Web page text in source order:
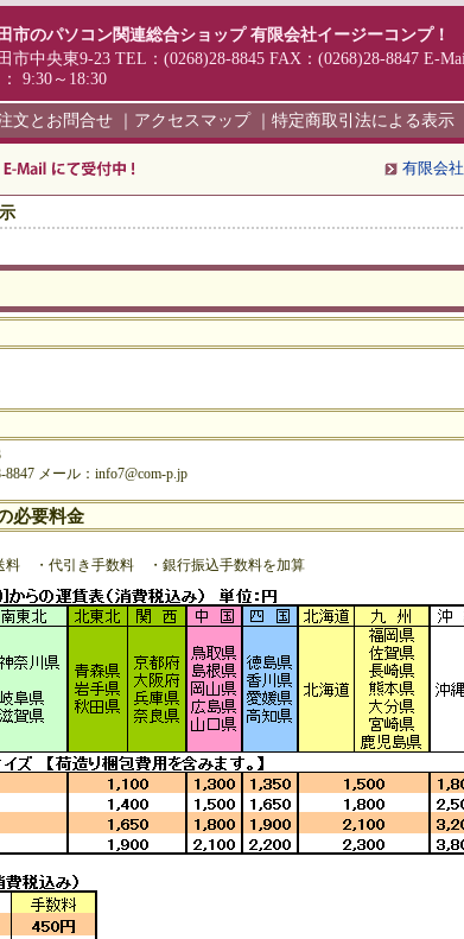
市のパソコン関連総合ショップ 有限会社イージーコンプ！
市中央東9-23 TEL：(0268)28-8845 FAX：(0268)28-8847 E-
9:30～18:30
文とお問合せ｜ アクセスマップ｜ 特定商取引法による表示
有限会
メール：info7@com-p.jp
必要料金
料 ・代引き手数料 ・銀行振込手数料を加算